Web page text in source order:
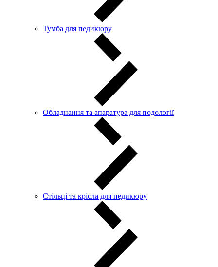
Тумба для педикюру
Обладнання та апаратура для подології
Стільці та крісла для педикюру